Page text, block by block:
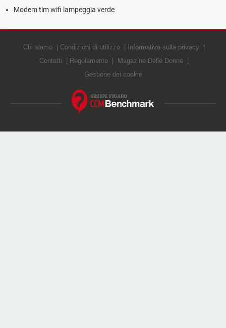
Modem tim wifi lampeggia verde
Chi siamo Condizioni di utilizzo
Informativa sulla privacy
Contatti
Regolamento
Magazine Delle Donne
Gestione dei cookie